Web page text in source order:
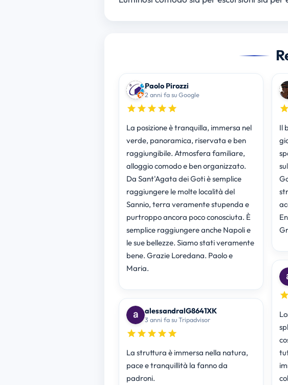
Paolo Pirozzi
2 anni fa su Google
La posizione è tranquilla, immersa nel
verde, panoramica, riservata e ben
raggiungibile. Atmosfera familiare,
alloggio comodo e ben organizzato.
Da Sant'Agata dei Goti è semplice
raggiungere le molte località del
Sannio, terra veramente stupenda e
purtroppo ancora poco conosciuta. È
semplice raggiungere anche Napoli e
le sue bellezze. Siamo stati veramente
bene. Grazie Loredana. Paolo e
Maria.
alessandralG8641XK
3 anni fa su Tripadvisor
La struttura è immersa nella natura,
pace e tranquillità la fanno da
padroni.
Il